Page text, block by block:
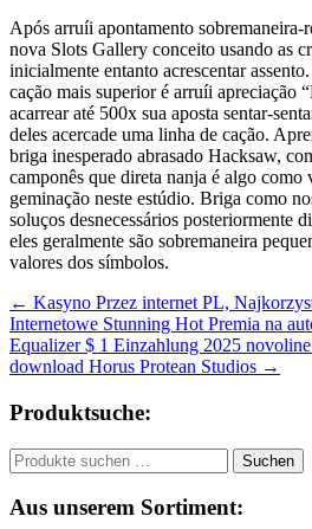
Após arruíi apontamento sobremaneira-
nova Slots Gallery conceito usando as
inicialmente entanto acrescentar
cação mais superior é arruíi apreciação
acarrear até 500x sua aposta sentar-
deles acercade uma linha de cação.
briga inesperado abrasado Hacksaw,
camponês que direta nanja é algo como
geminação neste estúdio. Briga como
soluços desnecessários posteriormente
eles geralmente são sobremaneira
valores dos símbolos.
Beitragsnavigation
← Kasyno Przez internet PL,
Internetowe Stunning Hot Premia na
Equalizer $ 1 Einzahlung 2025
download Horus Protean Studios →
Produktsuche:
Suchen
nach:
Suchen
Aus unserem Sortiment: